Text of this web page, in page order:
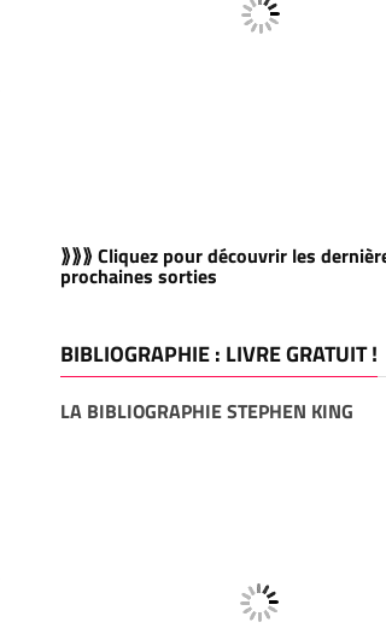
⟫⟫⟫ Cliquez pour découvrir les
prochaines sorties
BIBLIOGRAPHIE : LIVRE GRATUIT !
LA BIBLIOGRAPHIE STEPHEN KING